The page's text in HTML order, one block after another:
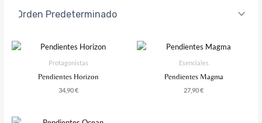
Protagonistas
Pendientes Horizon
34,90€
Esenciales
Pendientes Magma
27,90€